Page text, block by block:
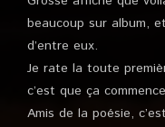
beaucoup sur album,
d’entre eux.
Je rate la toute
c’est que ça
Amis de la poésie,